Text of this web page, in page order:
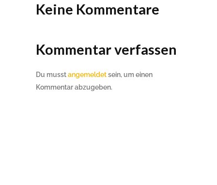
Keine Kommentare
Kommentar verfassen
Du musstangemeldetsein, um einen
Kommentar abzugeben.